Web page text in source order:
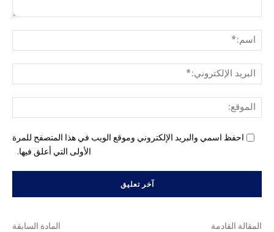
احفظ اسمي والبريد الإلكتروني وموقع الويب في هذا المتصفح للمرة
الأولى التي أعلق فيها.
المادة السابقة المقالة القادمة